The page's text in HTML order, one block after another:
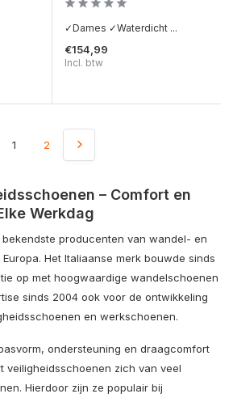
✓Dames ✓Waterdicht ...
€154,99
Incl. btw
1 2
– Comfort en
Werkdag
producenten van wandel- en
Het Italiaanse merk bouwde sinds
op met hoogwaardige wandelschoenen
sinds 2004 ook voor de ontwikkeling
en werkschoenen.
ondersteuning en draagcomfort
veiligheidsschoenen zich van veel
Hierdoor zijn ze populair bij